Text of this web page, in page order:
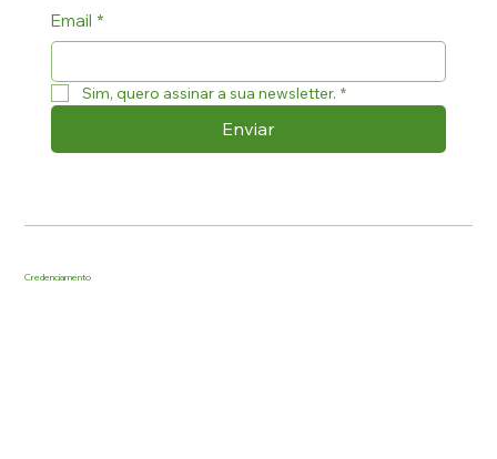
Email *
Sim, quero assinar a sua newsletter. *
Enviar
Credenciamento